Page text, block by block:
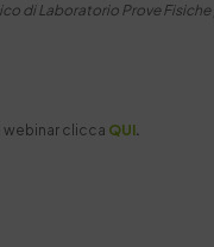
di Laboratorio Prove
webinar clicca QUI.